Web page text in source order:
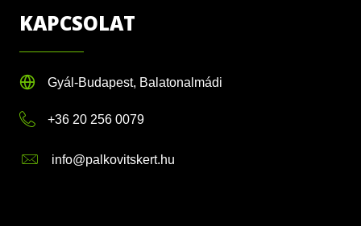
KAPCSOLAT
Gyál-Budapest, Balatonalmádi
+36 20 256 0079
info@palkovitskert.hu